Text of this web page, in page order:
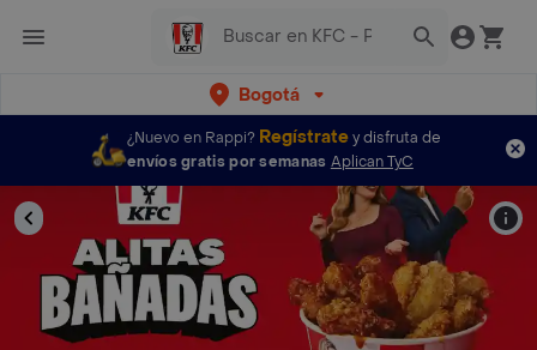
Bogotá
¿Nuevo en Rappi? Regístratey disfruta de
envíos gratis por semanas Aplican TyC